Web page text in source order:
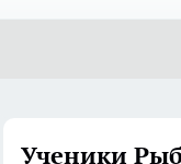
Ученики